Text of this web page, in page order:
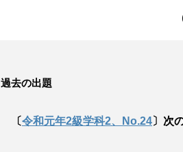
過去の出題
〔令和元年2級学科2、No.24〕次